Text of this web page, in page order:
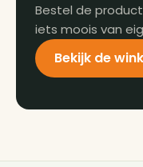
Bestel de
iets moois van
Bekijk de